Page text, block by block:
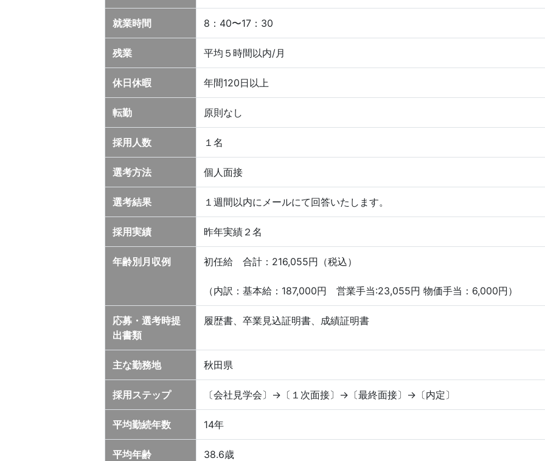
就業時間 8：40〜17：30
残業 平均５時間以内/月
休日休暇 年間120日以上
転勤 原則なし
採用人数 １名
選考方法 個人面接
選考結果 １週間以内にメールにて回答いたします。
採用実績 昨年実績２名
年齢別月収例 初任給 合計：216,055円（税
（内訳：基本給：187,000円 営業手当:23,055円 物価手当：6,000円）
応募・選考時提
出書類
履歴書、卒業見込証明書、成績証明書
主な勤務地 秋田県
採用ステップ 〔会社見学会〕→〔１次面接〕→〔最終面接〕→〔内定〕
平均勤続年数 14年
平均年齢 38.6歳